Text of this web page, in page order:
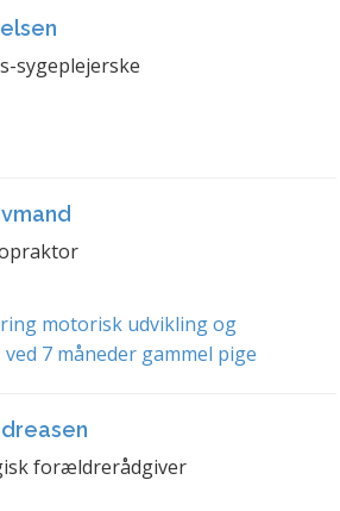
sygeplejerske
motorisk udvikling og
7 måneder gammel pige
forældrerådgiver